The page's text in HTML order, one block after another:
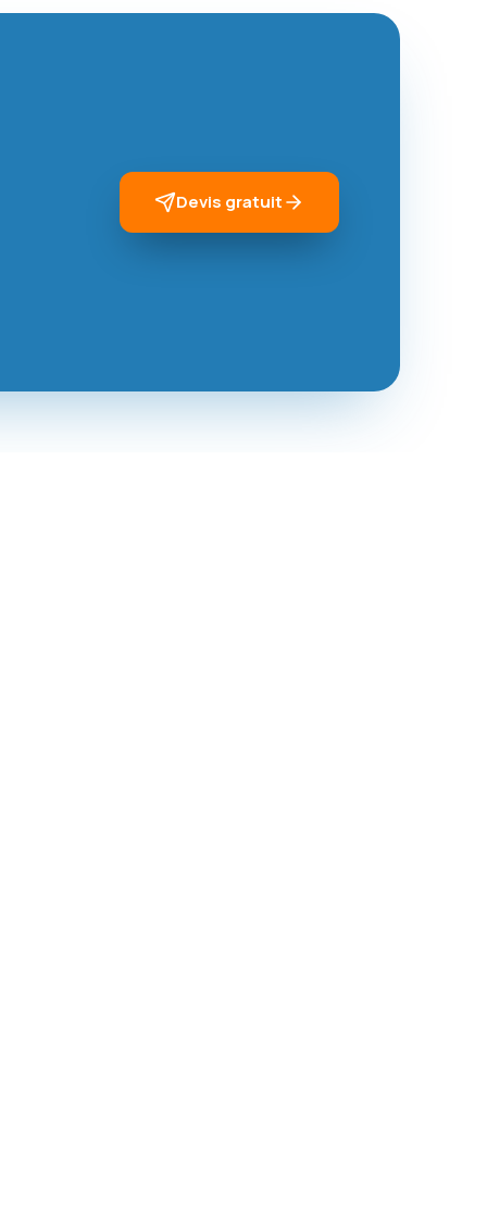
Devis gratuit